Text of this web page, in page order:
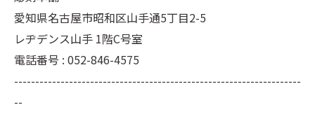
愛知県名古屋市昭和区山手通5丁目2-5
レヂデンス山手 1階C号室
電話番号 : 052-846-4575
--------------------------------------------------------------------
--